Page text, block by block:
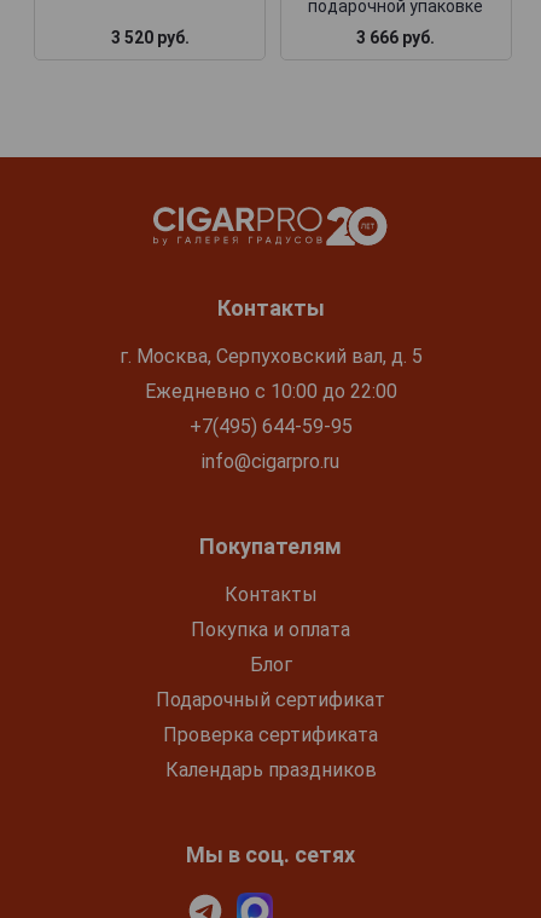
3 520 руб.
подарочной упаковке
3 666 руб.
Контакты
г. Москва, Серпуховский вал, д. 5
Ежедневно с 10:00 до 22:00
+7(495) 644-59-95
info@cigarpro.ru
Покупателям
Контакты
Покупка и оплата
Блог
Подарочный сертификат
Проверка сертификата
Календарь праздников
Мы в соц. сетях